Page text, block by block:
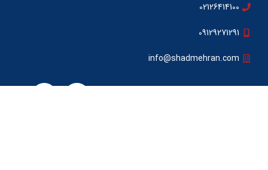
02126414100
09129271291
info@shadmehran.com